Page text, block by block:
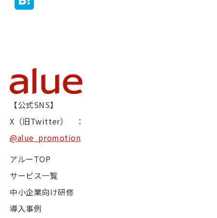
【公式SNS】
X（旧Twitter） ：
@alue_promotion
アルーTOP
サービス一覧
中小企業向け研修
導入事例